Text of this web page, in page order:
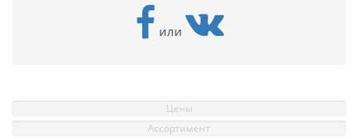
или
Цены
Ассортимент